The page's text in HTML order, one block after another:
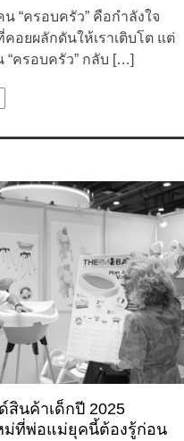
“ครอบครัว” คือกำลังใจ
อยผลักดันให้เราเติบโต แต่
“ครอบครัว” กลับ […]
สินค้าเด็กปี 2025
ม่ที่พ่อแม่ยุคนี้ต้องรู้ก่อน